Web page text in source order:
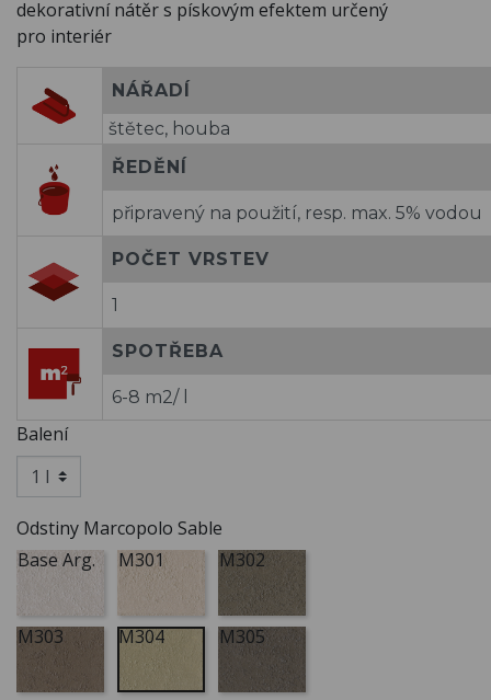
dekorativní nátěr s pískovým efektem určený
pro interiér
NÁŘADÍ
štětec, houba
ŘEDĚNÍ
připravený na použití, resp. max. 5% vodou
POČET VRSTEV
1
SPOTŘEBA
6-8 m2/ l
Balení
Odstiny Marcopolo Sable
Base Arg.
M301 M302
M303 M304 M305